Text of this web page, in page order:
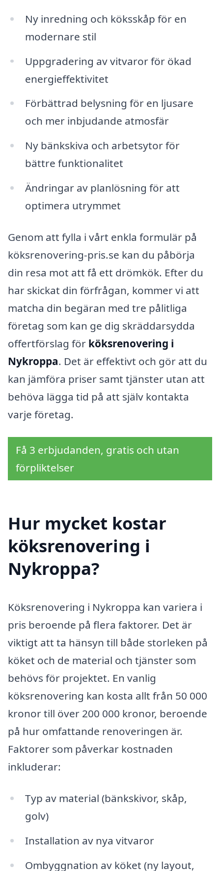
Ny inredning och köksskåp för en
modernare stil
Uppgradering av vitvaror för ökad
energieffektivitet
Förbättrad belysning för en ljusare
och mer inbjudande atmosfär
Ny bänkskiva och arbetsytor för
bättre funktionalitet
Ändringar av planlösning för att
optimera utrymmet
Genom att fylla i vårt enkla formulär på
köksrenovering-pris.se kan du påbörja
din resa mot att få ett drömkök. Efter du
har skickat din förfrågan, kommer vi att
matcha din begäran med tre pålitliga
företag som kan ge dig skräddarsydda
offertförslag för köksrenovering i
Nykroppa. Det är effektivt och gör att du
kan jämföra priser samt tjänster utan att
behöva lägga tid på att själv kontakta
varje företag.
Få 3 erbjudanden, gratis och utan
förpliktelser
Hur mycket kostar
köksrenovering i
Nykroppa?
Köksrenovering i Nykroppa kan variera i
pris beroende på flera faktorer. Det är
viktigt att ta hänsyn till både storleken på
köket och de material och tjänster som
behövs för projektet. En vanlig
köksrenovering kan kosta allt från 50 000
kronor till över 200 000 kronor, beroende
på hur omfattande renoveringen är.
Faktorer som påverkar kostnaden
inkluderar:
Typ av material (bänkskivor, skåp,
golv)
Installation av nya vitvaror
Ombyggnation av köket (ny layout,